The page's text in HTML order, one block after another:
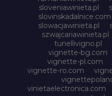
sloveniawinieta.pl
slovinskadalnice.com
slowacjawinieta.pl
szwajcariawinieta.pl
tunellivigno.pl
vignette-bg.com
vignette-pl.com
vignette-ro.com
vinietaelectronica.com